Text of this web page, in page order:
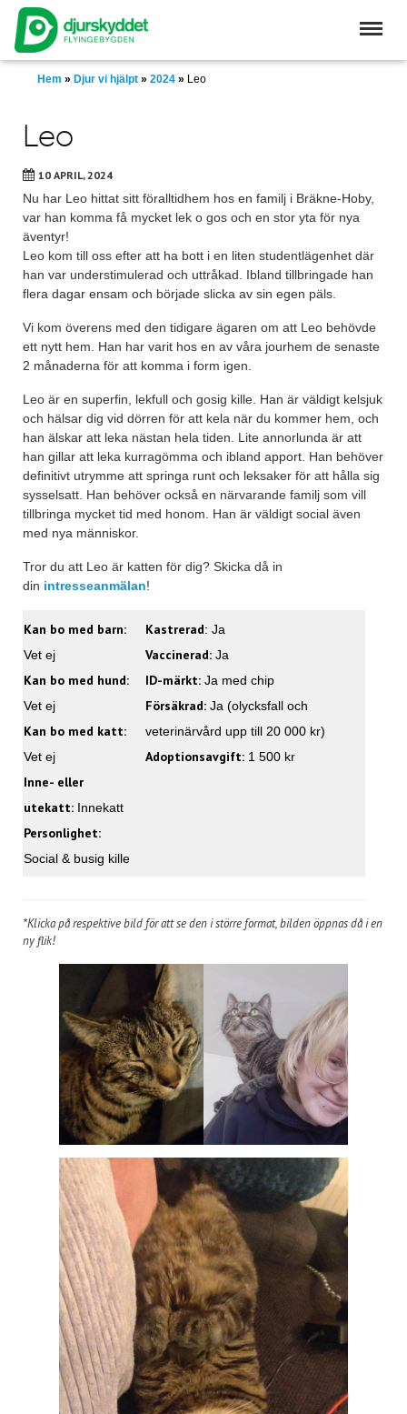
Skip
main
contentHem » Djur vi hjälpt » 2024 » Leo
Leo
10 APRIL, 2024
Nu har Leo hittat sitt föralltidhem hos en familj i Bräkne-Hoby,
var han komma få mycket lek o gos och en stor yta för nya
äventyr!
Leo kom till oss efter att ha bott i en liten studentlägenhet där
han var understimulerad och uttråkad. Ibland tillbringade han
flera dagar ensam och började slicka av sin egen päls.
Vi kom överens med den tidigare ägaren om att Leo behövde
ett nytt hem. Han har varit hos en av våra jourhem de senaste
2 månaderna för att komma i form igen.
Leo är en superfin, lekfull och gosig kille. Han är väldigt kelsjuk
och hälsar dig vid dörren för att kela när du kommer hem, och
han älskar att leka nästan hela tiden. Lite annorlunda är att
han gillar att leka kurragömma och ibland apport. Han behöver
definitivt utrymme att springa runt och leksaker för att hålla sig
sysselsatt. Han behöver också en närvarande familj som vill
tillbringa mycket tid med honom. Han är väldigt social även
med nya människor.
Tror du att Leo är katten för dig? Skicka då in
din intresseanmälan!
Kan bo med barn:
Vet ej
Kan bo med hund:
Vet ej
Kan bo med katt:
Vet ej
Inne- eller
utekatt: Innekatt
Personlighet:
Social & busig kille
Kastrerad: Ja
Vaccinerad: Ja
ID-märkt: Ja med chip
Försäkrad: Ja (olycksfall och
veterinärvård upp till 20 000 kr)
Adoptionsavgift: 1 500 kr
*Klicka på respektive bild för att se den i större format, bilden öppnas då i en
ny flik!